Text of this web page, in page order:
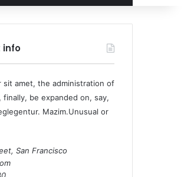
info
sit amet, the administration of
finally, be expanded on, say,
Mazim.Unusual or
San Francisco